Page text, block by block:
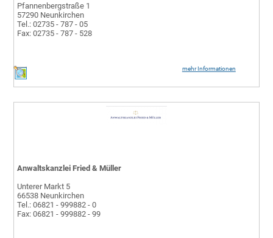
mehr Informationen
Pfannenbergstraße 1
57290 Neunkirchen
Tel.: 02735 - 787 - 05
Fax: 02735 - 787 - 528
Anwaltskanzlei Fried & Müller
Unterer Markt 5
66538 Neunkirchen
Tel.: 06821 - 999882 - 0
Fax: 06821 - 999882 - 99